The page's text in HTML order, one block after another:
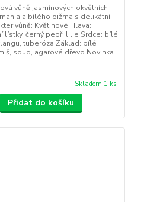
vůně jasmínových okvětních
a bílého pižma s delikátní
vůně: Květinové Hlava:
lístky, černý pepř, lilie Srdce: bílé
tuberóza Základ: bílé
soud, agarové dřevo Novinka
Skladem 1 ks
Přidat do košíku